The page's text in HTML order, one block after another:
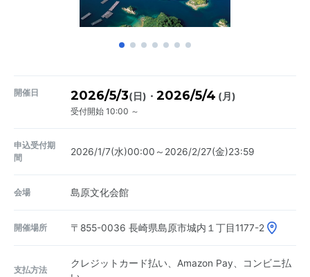
開催日 2026/5/3(日) ・ 2026/5/4 (月)
受付開始 10:00 ～
申込受付期
間
2026/1/7(水)00:00～2026/2/27(金)23:59
会場 島原文化会館
開催場所 〒855-0036 長崎県島原市城内１丁目1177-2
支払方法
クレジットカード払い、Amazon Pay、コンビニ払